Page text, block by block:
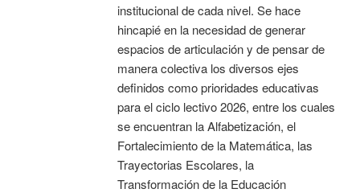
institucional de cada nivel. Se hace
hincapié en la necesidad de generar
espacios de articulación y de pensar de
manera colectiva los diversos ejes
definidos como prioridades educativas
para el ciclo lectivo 2026, entre los cuales
se encuentran la Alfabetización, el
Fortalecimiento de la Matemática, las
Trayectorias Escolares, la
Transformación de la Educación